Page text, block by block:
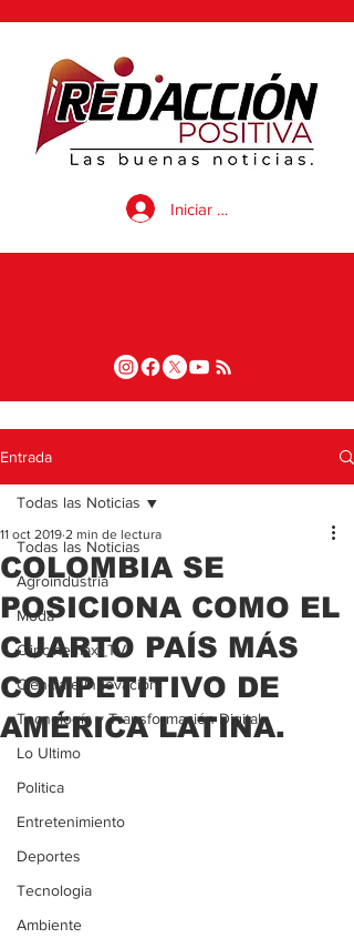
Iniciar sesión
Entrada
Todas las Noticias
Agroindustria
Moda
Clipcinemax_TV
Ciencia e Innovación
Tecnología y Transformación Digital
Lo Ultimo
Politica
Entretenimiento
Deportes
Tecnologia
Ambiente
Todas las Noticias
COLOMBIA SE
POSICIONA COMO EL
CUARTO PAÍS MÁS
COMPETITIVO DE
AMÉRICA LATINA.
11 oct 2019 2 min de lectura